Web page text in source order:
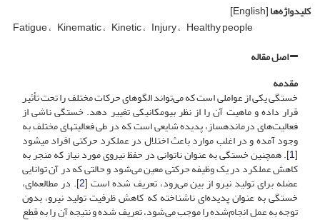
کلیدواژه‌ها[English]
Fatigue Kinematic Kinetic Injury Healthy people
اصل مقاله
مقدمه
خستگی یکی از عواملی است که می‌تواند الگوهای حرکات مختلف را تحت تأثیر
قرار داده و ماهیت آن را از نظر بیومکانیکی تغییر دهد. خستگی ناشی از
فعالیت‌های درمانده‏ساز، پدیده شایعی است که در طی فعالیت‏های مختلف به
وجود آمده و در اغلب موارد باعث اختلال در عملکرد حرکتی افراد می‏شود
[
1]. همچنین خستگی به عنوان ناتوانی در حفظ نیروی مورد نیاز که منجر به
کاهش عملکرد در یک وظیفه حرکتی معین می‌شود و حالتی که در آن توانایی
عضله برای تولید نیرو از بین می‌رود، تعریف شده است [2]. در مطالعه‌ای،
خستگی به عنوان پدیده‌ای ناشناخته که کاهش ظرفیت تولید نیرو، بدون
توجه به عمل انجام‌شده را موجب می‌شود، تعریف شده و نتیجه آن را به قطع